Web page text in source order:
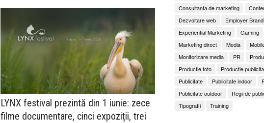
LYNX festival prezintă din 1 iunie: zece
filme documentare, cinci expoziții, trei
Consultanta de marketing
Dezvoltare web
Employer
Experiential Marketing
Gaming
Marketing direct
Media
Monitorizare media
PR
Productie foto
Productie
Publicitate
Publicitate indoor
Publicitate outdoor
Regii de
Tipografii
Training